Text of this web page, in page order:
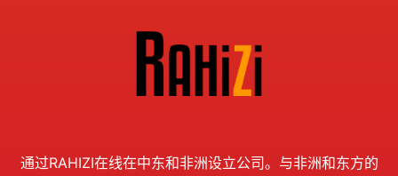
通过RAHIZI在线在中东和非洲设立公司。与非洲和东方的